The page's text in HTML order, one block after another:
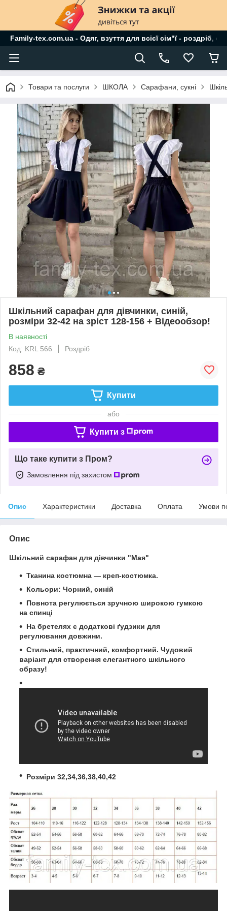
Family-tex.com.ua - Одяг, взуття для всієї сім"ї - роздріб,
Товари та послуги ШКОЛА Сарафани, сукні
Шкільний сарафан для дівчинки, синій,
розміри 32-42 на зріст 128-156 + Відеообзор!
В наявності
Код: KRL 566
Роздріб
858 ₴
Купити
або
Купити з
Що таке купити з Пром?
Замовлення під захистом
Опис Характеристики Доставка Оплата Умови
Опис
Шкільний сарафан для дівчинки "Мая"
Тканина костюмна — креп-костюмка.
Кольори: Чорний, синій
Повнота регулюється зручною широкою гумкою
на спинці
На бретелях є додаткові ґудзики для
регулювання довжини.
Стильний, практичний, комфортний. Чудовий
варіант для створення елегантного шкільного
образу!
Розміри 32,34,36,38,40,42